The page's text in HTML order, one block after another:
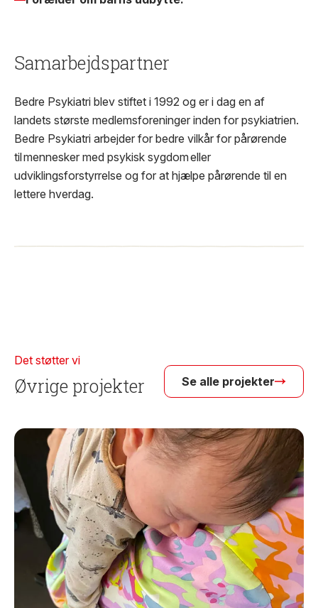
Samarbejdspartner
Bedre Psykiatri blev stiftet i 1992 og er i dag en af
landets største medlemsforeninger inden for psykiatrien.
Bedre Psykiatri arbejder for bedre vilkår for pårørende
til mennesker med psykisk sygdom eller
udviklingsforstyrrelse og for at hjælpe pårørende til en
lettere hverdag.
Det støtter vi
Øvrige projekter Se alle projekter